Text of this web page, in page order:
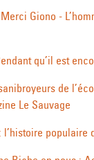
Merci Giono -
qu’il est
de
Le Sauvage
l’histoire populaire